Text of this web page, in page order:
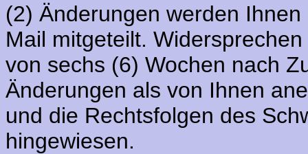
(2) Änderungen werden
Mail mitgeteilt.
von sechs (6) Wochen nach
Änderungen als von Ihnen
und die Rechtsfolgen des
hingewiesen.